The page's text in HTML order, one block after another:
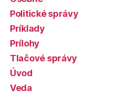
Politické správy
Príklady
Prílohy
Tlačové správy
Úvod
Veda